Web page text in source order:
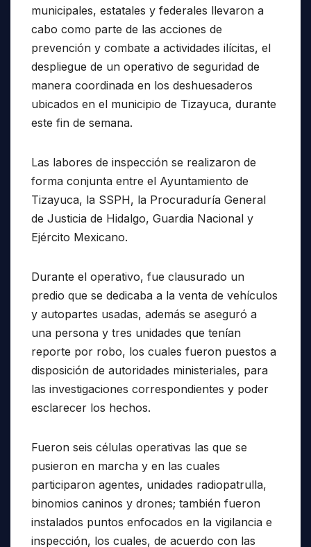
municipales, estatales y federales llevaron a
cabo como parte de las acciones de
prevención y combate a actividades ilícitas, el
despliegue de un operativo de seguridad de
manera coordinada en los deshuesaderos
ubicados en el municipio de Tizayuca, durante
este fin de semana.
Las labores de inspección se realizaron de
forma conjunta entre el Ayuntamiento de
Tizayuca, la SSPH, la Procuraduría General
de Justicia de Hidalgo, Guardia Nacional y
Ejército Mexicano.
Durante el operativo, fue clausurado un
predio que se dedicaba a la venta de vehículos
y autopartes usadas, además se aseguró a
una persona y tres unidades que tenían
reporte por robo, los cuales fueron puestos a
disposición de autoridades ministeriales, para
las investigaciones correspondientes y poder
esclarecer los hechos.
Fueron seis células operativas las que se
pusieron en marcha y en las cuales
participaron agentes, unidades radiopatrulla,
binomios caninos y drones; también fueron
instalados puntos enfocados en la vigilancia e
inspección, los cuales, de acuerdo con las